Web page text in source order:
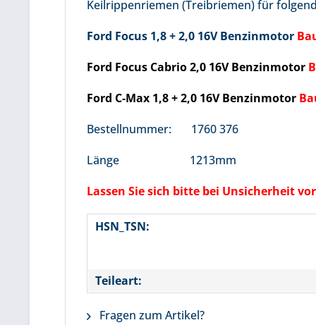
Keilrippenriemen (Treibriemen) für
Ford Focus 1,8 + 2,0 16V Benzinmotor
Ford Focus Cabrio 2,0 16V Benzinmotor
Ford C-Max 1,8 + 2,0 16V Benzinmotor
Bestellnummer: 1760 376
Länge 1213mm
Lassen Sie sich bitte bei Unsicherheit
HSN_TSN:
Teileart:
Fragen zum Artikel?